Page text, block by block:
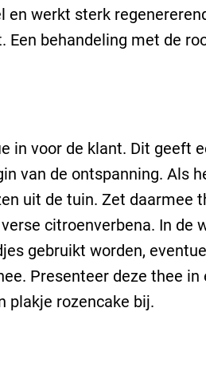
en werkt sterk
Een behandeling met de
in voor de klant. Dit geeft
van de ontspanning. Als
uit de tuin. Zet daarmee
citroenverbena. In de
gebruikt worden,
Presenteer deze thee in
plakje rozencake bij.